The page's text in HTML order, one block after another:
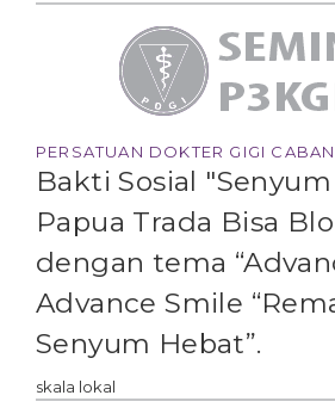
PERSATUAN DOKTER GIGI
Bakti Sosial
Papua Trada Bisa
dengan tema
Advance Smile
Senyum Hebat”.
skala lokal